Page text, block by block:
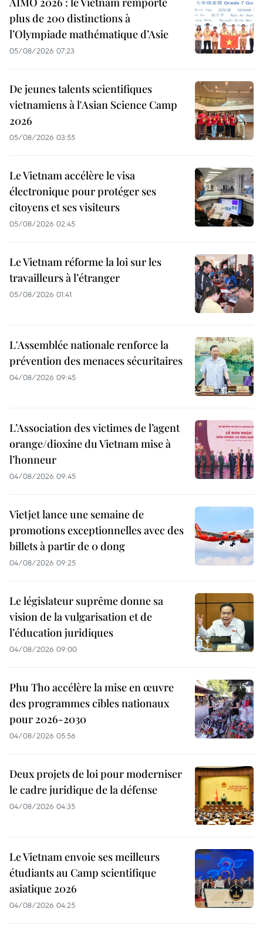
plus de 200 distinctions à
l’Olympiade mathématique d’Asie
05/08/2026 07:23
De jeunes talents scientifiques
vietnamiens à l'Asian Science Camp
2026
05/08/2026 03:55
Le Vietnam accélère le visa
électronique pour protéger ses
citoyens et ses visiteurs
05/08/2026 02:45
Le Vietnam réforme la loi sur les
travailleurs à l’étranger
05/08/2026 01:41
L'Assemblée nationale renforce la
prévention des menaces sécuritaires
04/08/2026 09:45
L’Association des victimes de l’agent
orange/dioxine du Vietnam mise à
l’honneur
04/08/2026 09:45
Vietjet lance une semaine de
promotions exceptionnelles avec des
billets à partir de 0 dong
04/08/2026 09:25
Le législateur suprême donne sa
vision de la vulgarisation et de
l’éducation juridiques
04/08/2026 09:00
Phu Tho accélère la mise en œuvre
des programmes cibles nationaux
pour 2026-2030
04/08/2026 05:56
Deux projets de loi pour moderniser
le cadre juridique de la défense
04/08/2026 04:35
Le Vietnam envoie ses meilleurs
étudiants au Camp scientifique
asiatique 2026
04/08/2026 04:25